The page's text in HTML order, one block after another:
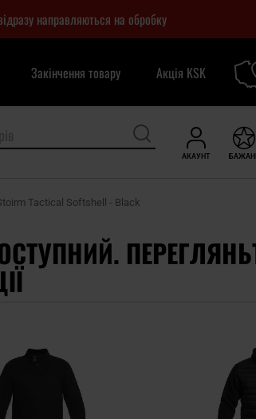
направляються на обробку
Закінчення товару Акція KSK
АКАУНТ
Tactical Softshell - Black